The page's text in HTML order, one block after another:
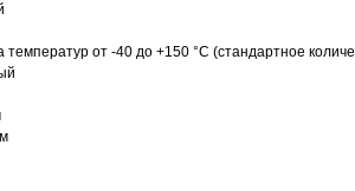
от -40 до +150 °C (стандартное